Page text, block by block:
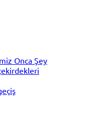
Onca Şey